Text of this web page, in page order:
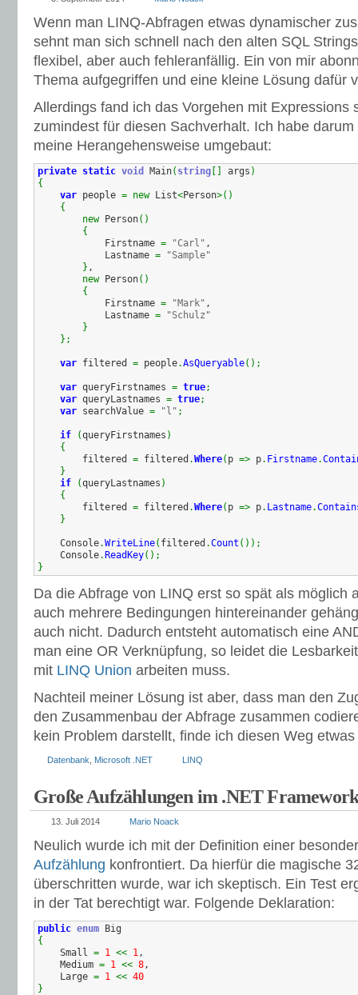
Wenn man LINQ-Abfragen etwas dynamischer
sehnt man sich schnell nach den alten SQL
flexibel, aber auch fehleranfällig. Ein von mir
Thema aufgegriffen und eine kleine Lösung dafür
Allerdings fand ich das Vorgehen mit Expressions
zumindest für diesen Sachverhalt. Ich habe
meine Herangehensweise umgebaut:
private static void Main( string args )
{
var people = new List<Person>( )
{
new Person( )
{
            Firstname
= "Carl" ,
            Lastname
=
"Sample"
} ,
new Person( )
{
            Firstname
= "Mark" ,
            Lastname
=
"Schulz"
}
} ;
var filtered = people.AsQueryable( ) ;
var queryFirstnames = true;
var queryLastnames = true;
var searchValue = "l" ;
if (queryFirstnames )
{
        filtered
= filtered .Where( p => p. Firstname.
}
if
(queryLastnames )
{
        filtered
= filtered .Where( p => p. Lastname.
}
    Console
.WriteLine( filtered .Count ( ) ) ;
    Console
. ReadKey( ) ;
}
Da die Abfrage von LINQ erst so spät als möglich
auch mehrere Bedingungen hintereinander
auch nicht. Dadurch entsteht automatisch eine
man eine OR Verknüpfung, so leidet die
mit LINQ Union arbeiten muss.
Nachteil meiner Lösung ist aber, dass man den
den Zusammenbau der Abfrage zusammen
kein Problem darstellt, finde ich diesen Weg
Datenbank Microsoft .NET LINQ
Große Aufzählungen im .NET
13. Juli 2014 Mario Noack
Neulich wurde ich mit der Definition einer
Aufzählung konfrontiert. Da hierfür die magische
überschritten wurde, war ich skeptisch. Ein Test
in der Tat berechtigt war. Folgende Deklaration:
public enum
{
    Small
= 1 << 1,
    Medium
= 1 << 8,
    Large
= 1 << 40
}